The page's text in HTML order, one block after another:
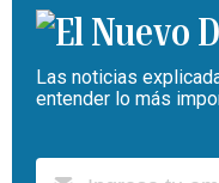
Las noticias
entender lo más